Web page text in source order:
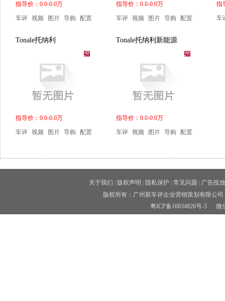
指导价：0.0-0.0万
车评 视频 图片 导购 配置
指导价：0.0-0.0万
车评 视频 图片 导购 配置
指
车
Tonale托纳利
指导价：0.0-0.0万
车评 视频 图片 导购 配置
Tonale托纳利新能源
指导价：0.0-0.0万
车评 视频 图片 导购 配置
关于我们 版权声明 隐私保护 常见问题
广告投放
版权所有：广州新车评企业营销策划有限公
粤ICP备16034826号-5微信